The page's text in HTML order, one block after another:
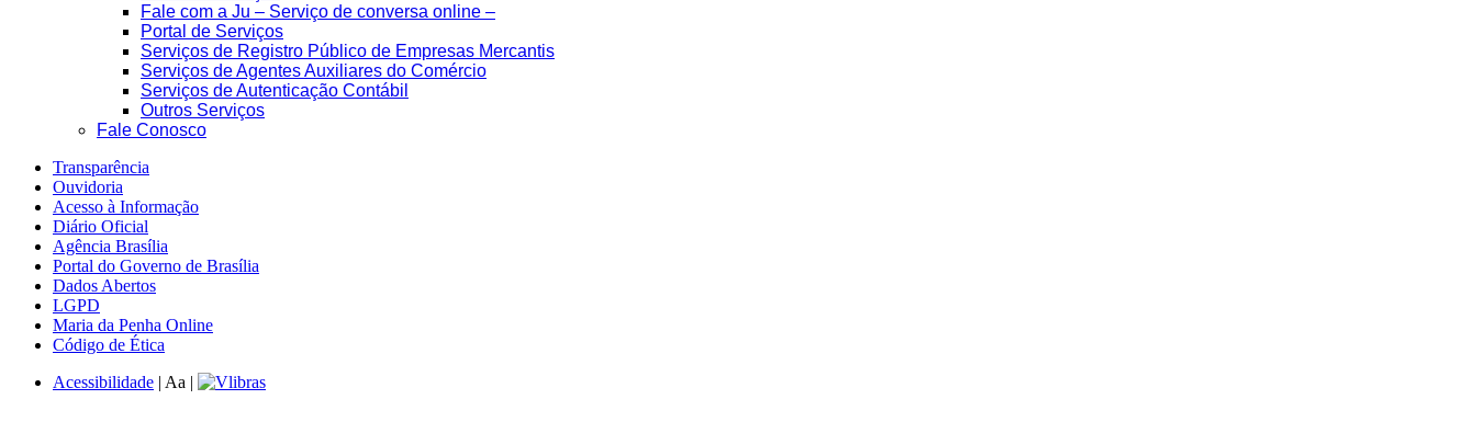
Fale com a Ju – Serviço de conversa online –
Portal de Serviços
Serviços de Registro Público de Empresas Mercantis
Serviços de Agentes Auxiliares do Comércio
Serviços de Autenticação Contábil
Outros Serviços
Fale Conosco
Transparência
Ouvidoria
Acesso à Informação
Diário Oficial
Agência Brasília
Portal do Governo de Brasília
Dados Abertos
LGPD
Maria da Penha Online
Código de Ética
Acessibilidade | Aa |